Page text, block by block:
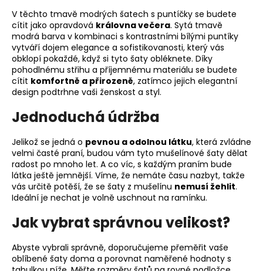
V těchto tmavě modrých šatech s puntíčky se budete
cítit jako opravdová královna večera. Sytá tmavě
modrá barva v kombinaci s kontrastními bílými puntíky
vytváří dojem elegance a sofistikovanosti, který vás
obklopí pokaždé, když si tyto šaty obléknete. Díky
pohodlnému střihu a příjemnému materiálu se budete
cítit komfortně a přirozeně, zatímco jejich elegantní
design podtrhne vaši ženskost a styl.
Jednoduchá údržba
Jelikož se jedná o pevnou a odolnou látku, která zvládne
velmi časté praní, budou vám tyto mušelínové šaty dělat
radost po mnoho let. A co víc, s každým praním bude
látka ještě jemnější. Víme, že nemáte času nazbyt, takže
vás určitě potěší, že se šaty z mušelínu nemusí žehlit.
Ideální je nechat je volně uschnout na ramínku.
Jak vybrat správnou velikost?
Abyste vybrali správně, doporučujeme přeměřit vaše
oblíbené šaty doma a porovnat naměřené hodnoty s